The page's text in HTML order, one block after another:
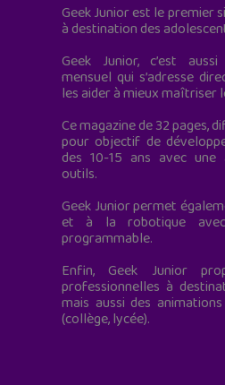
Geek Junior est le premier
à destination des
Geek Junior, c’est
mensuel qui s’adresse
les aider à mieux maîtriser
Ce magazine de 32 pages,
pour objectif de
des 10-15 ans avec une
outils.
Geek Junior permet
et à la robotique
programmable.
Enfin, Geek Junior
professionnelles à
mais aussi des
(collège, lycée).